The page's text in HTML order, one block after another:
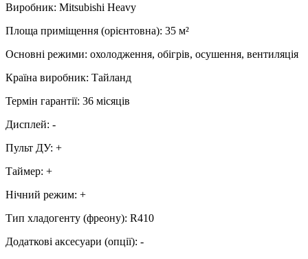
Виробник: Mitsubishi Heavy
Площа приміщення (орієнтовна): 35 м²
Основні режими: охолодження, обігрів, осушення, вентиляція
Країна виробник: Тайланд
Термін гарантії: 36 місяців
Дисплей: -
Пульт ДУ: +
Таймер: +
Нічний режим: +
Тип хладогенту (фреону): R410
Додаткові аксесуари (опції): -